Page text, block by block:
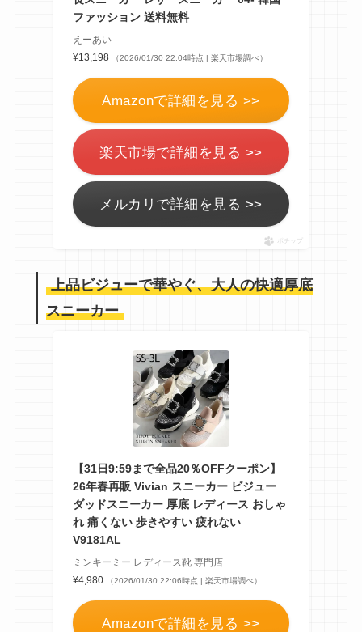
ファッション 送料無料
えーあい
¥13,198
（2026/01/30 22:04時点 | 楽天市場調べ）
Amazonで詳細を見る >>
楽天市場で詳細を見る >>
メルカリで詳細を見る >>
ポチップ
上品ビジューで華やぐ、大人の快適厚底
スニーカー
【31日9:59まで全品20％OFFクーポン】
26年春再販 Vivian スニーカー ビジュー
ダッドスニーカー 厚底 レディース おしゃ
れ 痛くない 歩きやすい 疲れない
V9181AL
ミンキーミー レディース靴 専門店
¥4,980
（2026/01/30 22:06時点 | 楽天市場調べ）
Amazonで詳細を見る >>